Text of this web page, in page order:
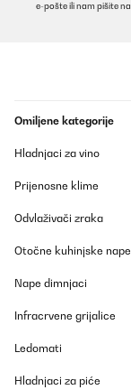
e-pošte ili nam pišite na
Omiljene kategorije
Hladnjaci za vino
Prijenosne klime
Odvlaživači zraka
Otočne kuhinjske nape
Nape dimnjaci
Infracrvene grijalice
Ledomati
Hladnjaci za piće